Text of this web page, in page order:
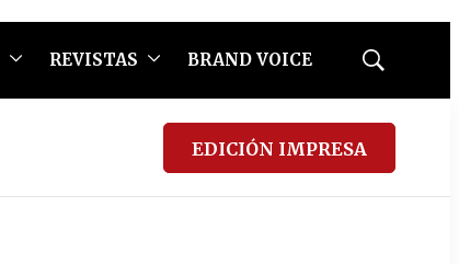
REVISTAS BRAND VOICE
Mostrar
EDICIÓN IMPRESA